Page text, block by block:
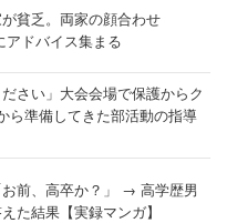
貧乏。両家の顔合わせ
ドバイス集まる
さい」大会会場で保護からク
準備してきた部活動の指導
前、高卒か？」 → 高学歴男
た結果【実録マンガ】